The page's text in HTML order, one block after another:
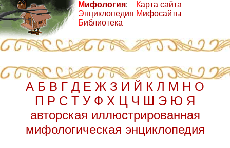
Мифология:
Энциклопедия
Библиотека
Карта сайта
Мифосайты
А Б В Г Д Е Ж З И Й К Л М Н О
П Р С Т У Ф Х Ц Ч Ш Э Ю Я
авторская иллюстрированная
мифологическая энциклопедия